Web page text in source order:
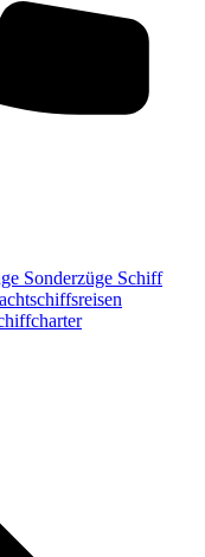
Sonderzüge Schiff